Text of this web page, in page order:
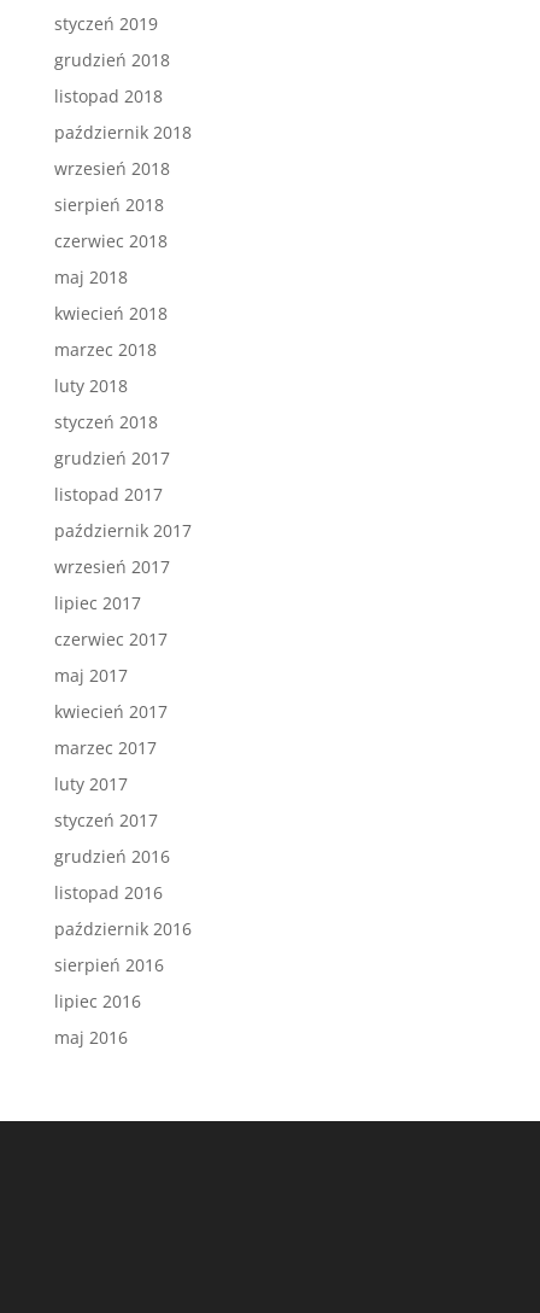
styczeń 2019
grudzień 2018
listopad 2018
październik 2018
wrzesień 2018
sierpień 2018
czerwiec 2018
maj 2018
kwiecień 2018
marzec 2018
luty 2018
styczeń 2018
grudzień 2017
listopad 2017
październik 2017
wrzesień 2017
lipiec 2017
czerwiec 2017
maj 2017
kwiecień 2017
marzec 2017
luty 2017
styczeń 2017
grudzień 2016
listopad 2016
październik 2016
sierpień 2016
lipiec 2016
maj 2016